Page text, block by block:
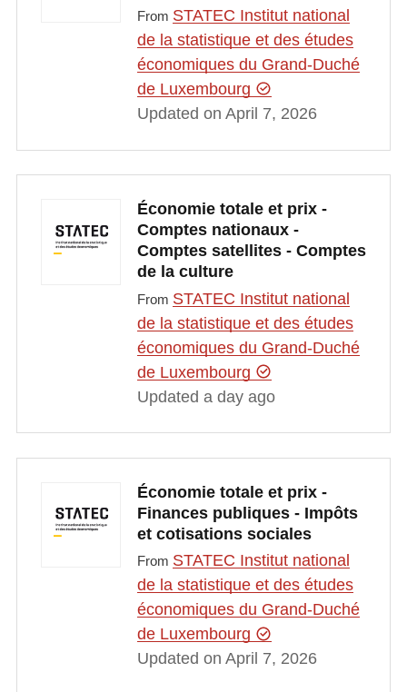
From STATEC Institut national
de la statistique et des études
économiques du Grand-Duché
de Luxembourg
Updated on April 7, 2026
Économie totale et prix -
Comptes nationaux -
Comptes satellites - Comptes
de la culture
From STATEC Institut national
de la statistique et des études
économiques du Grand-Duché
de Luxembourg
Updated a day ago
Économie totale et prix -
Finances publiques - Impôts
et cotisations sociales
From STATEC Institut national
de la statistique et des études
économiques du Grand-Duché
de Luxembourg
Updated on April 7, 2026